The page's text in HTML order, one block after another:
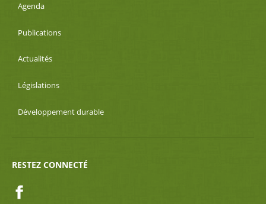
Agenda
Publications
Actualités
Législations
Développement durable
RESTEZ CONNECTÉ